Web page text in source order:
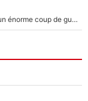
Victime de racisme contre Murray, Kyrgios pousse un énorme coup de gueule !